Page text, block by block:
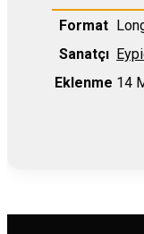
Format
Sanatçı
Eklenme 14